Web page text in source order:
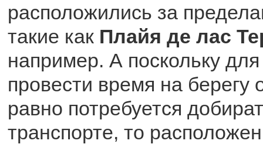
расположились за
такие как Плайя де лас
например. А поскольку
провести время на берегу
равно потребуется
транспорте, то